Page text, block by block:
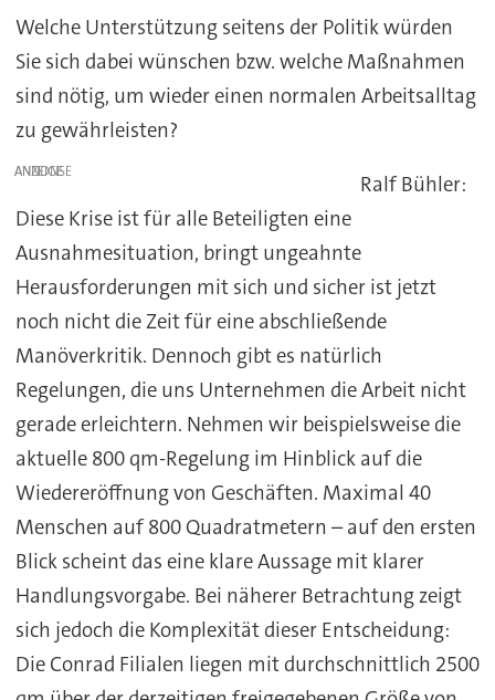
Welche Unterstützung seitens der Politik würden
Sie sich dabei wünschen bzw. welche Maßnahmen
sind nötig, um wieder einen normalen Arbeitsalltag
zu gewährleisten?
ANZEIGE
Ralf Bühler:
Diese Krise ist für alle Beteiligten eine
Ausnahmesituation, bringt ungeahnte
Herausforderungen mit sich und sicher ist jetzt
noch nicht die Zeit für eine abschließende
Manöverkritik. Dennoch gibt es natürlich
Regelungen, die uns Unternehmen die Arbeit nicht
gerade erleichtern. Nehmen wir beispielsweise die
aktuelle 800 qm-Regelung im Hinblick auf die
Wiedereröffnung von Geschäften. Maximal 40
Menschen auf 800 Quadratmetern – auf den ersten
Blick scheint das eine klare Aussage mit klarer
Handlungsvorgabe. Bei näherer Betrachtung zeigt
sich jedoch die Komplexität dieser Entscheidung:
Die Conrad Filialen liegen mit durchschnittlich 2500